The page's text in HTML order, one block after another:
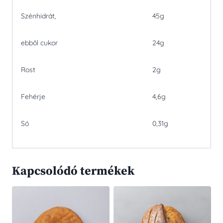
Szénhidrát, 45g
ebből cukor 24g
Rost 2g
Fehérje 4,6g
Só 0,31g
Kapcsolódó termékek